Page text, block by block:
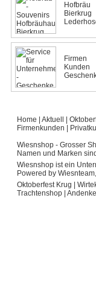
Hofbräu
Bierkrug
Firmen
Kunden
Home Aktuell
Firmenkunden
Wiesnshop - Grosser
Namen und Marken
Wiesnshop ist ein
Powered by
Oktoberfest Krug
Trachtenshop